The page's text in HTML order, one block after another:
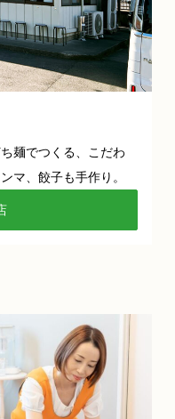
麺でつくる、こだわ
マ、餃子も手作り。